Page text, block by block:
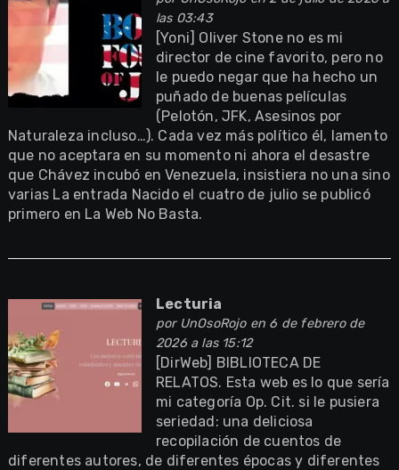
las 03:43
[Yoni] Oliver Stone no es mi
director de cine favorito, pero no
le puedo negar que ha hecho un
puñado de buenas películas
(Pelotón, JFK, Asesinos por
Naturaleza incluso…). Cada vez más político él, lamento
que no aceptara en su momento ni ahora el desastre
que Chávez incubó en Venezuela, insistiera no una sino
varias La entrada Nacido el cuatro de julio se publicó
primero en La Web No Basta.
Lecturia
por UnOsoRojoen 6 de febrero de
2026 a las 15:12
[DirWeb] BIBLIOTECA DE
RELATOS. Esta web es lo que sería
mi categoría Op. Cit. si le pusiera
seriedad: una deliciosa
recopilación de cuentos de
diferentes autores, de diferentes épocas y diferentes